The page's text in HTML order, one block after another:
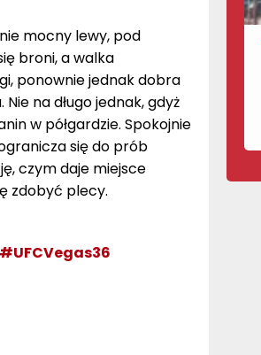
mocny lewy, pod
broni, a walka
ponownie jednak dobra
na długo jednak, gdyż
w półgardzie. Spokojnie
się do prób
czym daje miejsce
zdobyć plecy.
#UFCVegas36